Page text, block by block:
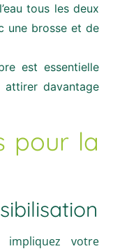
tous les deux
une brosse et de
est essentielle
davantage
pour la
impliquez votre